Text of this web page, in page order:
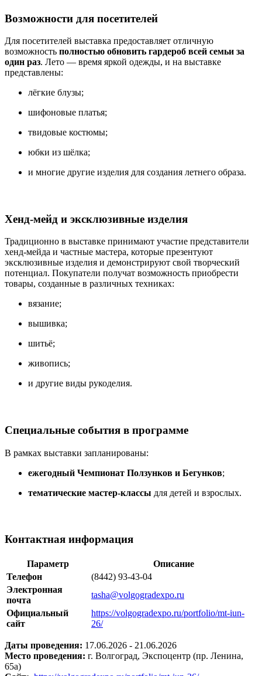
Возможности для посетителей
Для посетителей выставка предоставляет отличную
возможность полностью обновить гардероб всей семьи за
один раз. Лето — время яркой одежды, и на выставке
представлены:
лёгкие блузы;
шифоновые платья;
твидовые костюмы;
юбки из шёлка;
и многие другие изделия для создания летнего образа.
Хенд-мейд и эксклюзивные изделия
Традиционно в выставке принимают участие представители
хенд-мейда и частные мастера, которые презентуют
эксклюзивные изделия и демонстрируют свой творческий
потенциал. Покупатели получат возможность приобрести
товары, созданные в различных техниках:
вязание;
вышивка;
шитьё;
живопись;
и другие виды рукоделия.
Специальные события в программе
В рамках выставки запланированы:
ежегодный Чемпионат Ползунков и Бегунков;
тематические мастер-классы для детей и взрослых.
Контактная информация
Параметр
Описание
Телефон
(8442) 93-43-04
Электронная
почта
tasha@volgogradexpo.ru
Официальный
сайт
https://volgogradexpo.ru/portfolio/mt-iun-
26/
Даты проведения: 17.06.2026 - 21.06.2026
Место проведения: г. Волгоград, Экспоцентр (пр. Ленина,
65а)